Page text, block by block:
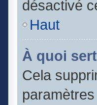
désactivé
Haut
À quoi
Cela